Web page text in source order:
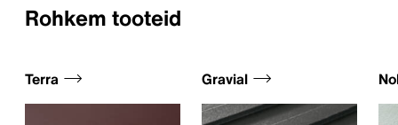
Rohkem tooteid
Terra Gravial